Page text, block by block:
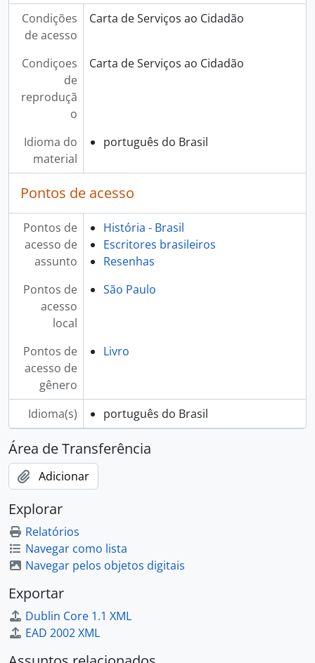
Condições
de acesso
Carta de Serviços ao Cidadão
Condiçoes
de
reproduçã
o
Carta de Serviços ao Cidadão
Idioma do
material
português do Brasil
Pontos de acesso
Pontos de
acesso de
assunto
História - Brasil
Escritores brasileiros
Resenhas
Pontos de
acesso
local
São Paulo
Pontos de
acesso de
gênero
Livro
Idioma(s) português do Brasil
Área de Transferência
Adicionar
Explorar
Relatórios
Navegar como lista
Navegar pelos objetos digitais
Exportar
Dublin Core 1.1 XML
EAD 2002 XML